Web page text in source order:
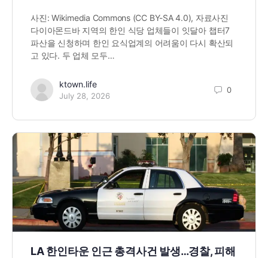
사진: Wikimedia Commons (CC BY-SA 4.0), 자료사진
다이아몬드바 지역의 한인 식당 업체들이 잇달아 챕터7
파산을 신청하며 한인 요식업계의 어려움이 다시 확산되
고 있다. 두 업체 모두…
ktown.life
July 28, 2026
0
LA 한인타운 인근 총격사건 발생…경찰, 피해